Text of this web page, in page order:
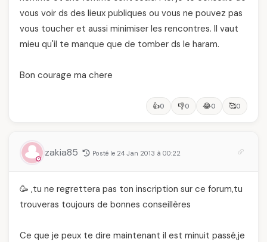
vous voir ds des lieux publiques ou vous ne pouvez pas
vous toucher et aussi minimiser les rencontres. Il vaut
mieu qu'il te manque que de tomber ds le haram.
Bon courage ma chere
👍0 👎0 😂0 🥰0
zakia85 Posté le 24 Jan 2013 à 00:22
🥳 ,tu ne regrettera pas ton inscription sur ce forum,tu
trouveras toujours de bonnes conseillères
Ce que je peux te dire maintenant il est minuit passé,je